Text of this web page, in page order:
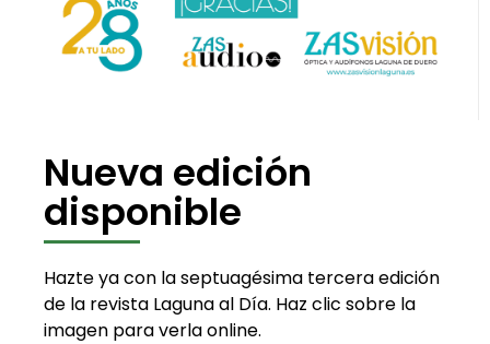
Nueva edición
disponible
Hazte ya con la septuagésima tercera edición
de la revista Laguna al Día. Haz clic sobre la
imagen para verla online.